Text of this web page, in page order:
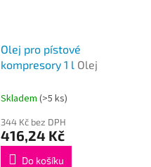
Olej pro pístové
kompresory 1 l Olej
Skladem (>5 ks)
344 Kč bez DPH
416,24 Kč
Do košíku